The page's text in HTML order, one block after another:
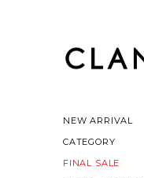
NEW ARRIVAL
CATEGORY
FINAL SALE